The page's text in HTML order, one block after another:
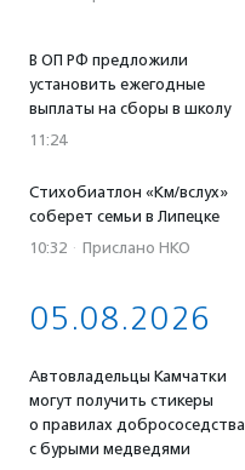
В ОП РФ предложили
установить ежегодные
выплаты на сборы в школу
11:24
Стихобиатлон «Км/вслух»
соберет семьи в Липецке
10:32 · Прислано НКО
05.08.2026
Автовладельцы Камчатки
могут получить стикеры
о правилах добрососедства
с бурыми медведями